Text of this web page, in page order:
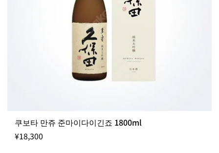
쿠보타 만쥬 준마이다이긴죠 1800ml
¥18,300